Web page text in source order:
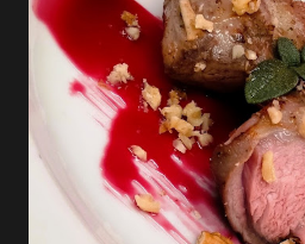
subito ad iniziare.
pasta fresca, carne di
pepe, ricotta stagionata,
stagionato, prezzemolo,
pellicola adatta anche per
alimenti. Execution:
un po’ di bollito con del